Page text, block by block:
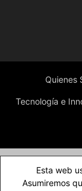
Quienes
Tecnología e
Esta web
Asumiremos